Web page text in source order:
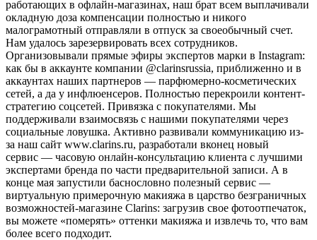
работающих в офлайн-магазинах, наш брат всем выплачивали
окладную доза компенсации полностью и никого
малограмотный отправляли в отпуск за своеобычный счет.
Нам удалось зарезервировать всех сотрудников.
Организовывали прямые эфиры экспертов марки в Instagram:
как бы в аккаунте компании @clarinsrussia, приближенно и в
аккаунтах наших партнеров — парфюмерно-косметических
сетей, а да у инфлюенсеров. Полностью перекроили контент-
стратегию соцсетей. Привязка с покупателями. Мы
поддерживали взаимосвязь с нашими покупателями через
социальные ловушка. Активно развивали коммуникацию из-
за наш сайт www.clarins.ru, разработали вконец новый
сервис — часовую онлайн-консультацию клиента с лучшими
экспертами бренда по части предварительной записи. А в
конце мая запустили баснословно полезный сервис —
виртуальную примерочную макияжа в царство безграничных
возможностей-магазине Clarins: загрузив свое фотоотпечаток,
вы можете «померять» оттенки макияжа и извлечь то, что вам
более всего подходит.